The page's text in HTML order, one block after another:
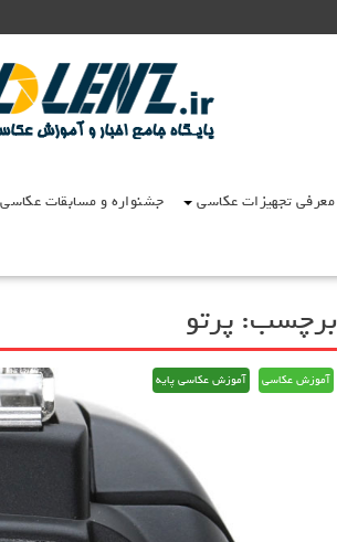
معرفی تجهیزات عکاسی جشنواره و مسابقات عکاسی
برچسب: پرتو
آموزش عکاسی آموزش عکاسی پایه